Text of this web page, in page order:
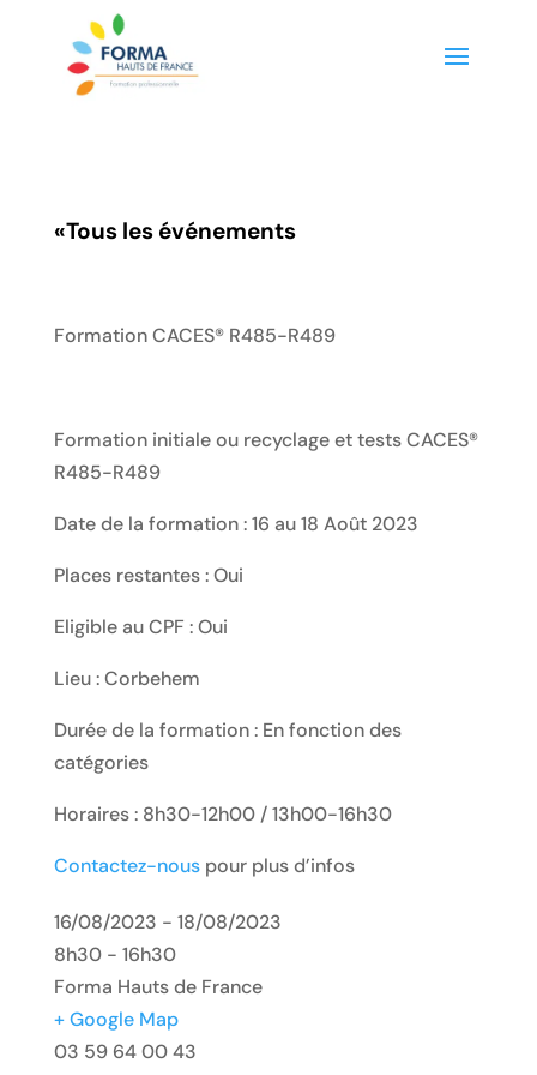
«Tous les événements
Formation CACES® R485-R489
Formation initiale ou recyclage et tests CACES®
R485-R489
Date de la formation : 16 au 18 Août 2023
Places restantes : Oui
Eligible au CPF : Oui
Lieu : Corbehem
Durée de la formation : En fonction des
catégories
Horaires : 8h30-12h00 / 13h00-16h30
Contactez-nouspour plus d’infos
16/08/2023 - 18/08/2023
8h30 - 16h30
Forma Hauts de France
+ Google Map
03 59 64 00 43